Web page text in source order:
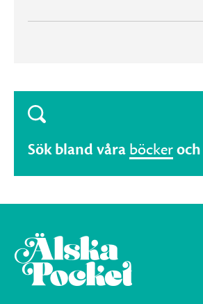
Sök bland våra böckeroch